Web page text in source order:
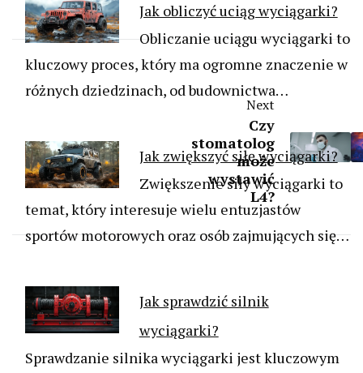
Jak obliczyć uciąg wyciągarki?
Obliczanie uciągu wyciągarki to
kluczowy proces, który ma ogromne znaczenie w
różnych dziedzinach, od budownictwa…
Jak zwiększyć siłę wyciągarki?
Zwiększenie siły wyciągarki to
temat, który interesuje wielu entuzjastów
sportów motorowych oraz osób zajmujących się…
Jak sprawdzić silnik
wyciągarki?
Sprawdzanie silnika wyciągarki jest kluczowym
Next
Czy
stomatolog
może
wystawić
L4?